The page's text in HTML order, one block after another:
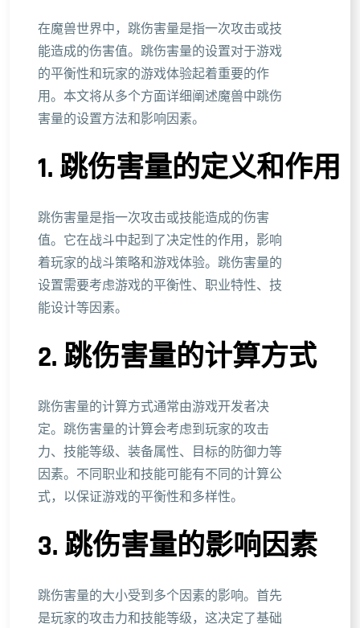
在魔兽世界中，跳伤害量是指一次攻击或技
能造成的伤害值。跳伤害量的设置对于游戏
的平衡性和玩家的游戏体验起着重要的作
用。本文将从多个方面详细阐述魔兽中跳伤
害量的设置方法和影响因素。
1. 跳伤害量的定义和作用
跳伤害量是指一次攻击或技能造成的伤害
值。它在战斗中起到了决定性的作用，影响
着玩家的战斗策略和游戏体验。跳伤害量的
设置需要考虑游戏的平衡性、职业特性、技
能设计等因素。
2. 跳伤害量的计算方式
跳伤害量的计算方式通常由游戏开发者决
定。跳伤害量的计算会考虑到玩家的攻击
力、技能等级、装备属性、目标的防御力等
因素。不同职业和技能可能有不同的计算公
式，以保证游戏的平衡性和多样性。
3. 跳伤害量的影响因素
跳伤害量的大小受到多个因素的影响。首先
是玩家的攻击力和技能等级，这决定了基础